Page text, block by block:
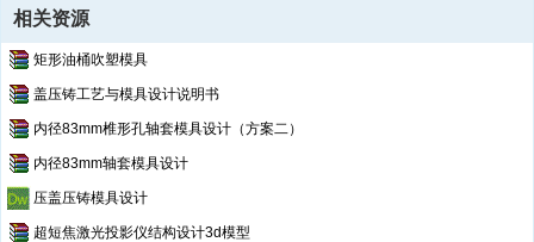
0227_308_M4x16.SLDPRT
0227_309_SCB4-15.sldprt
0227_310_M3x16.SLDPRT
0227_311_M3x8.SLDPRT
0227_312_SHNJ-M10.SLDPRT
0227_314_SHNJ-M3.SLDPRT
0227_315_BDJS4-8.SLDPRT
0227_316_PWF10.SLDPRT
相关资源
矩形油桶吹塑模具
盖压铸工艺与模具设计说明书
内径83mm椎形孔轴套模具设计（方案二）
内径83mm轴套模具设计
压盖压铸模具设计
超短焦激光投影仪结构设计3d模型